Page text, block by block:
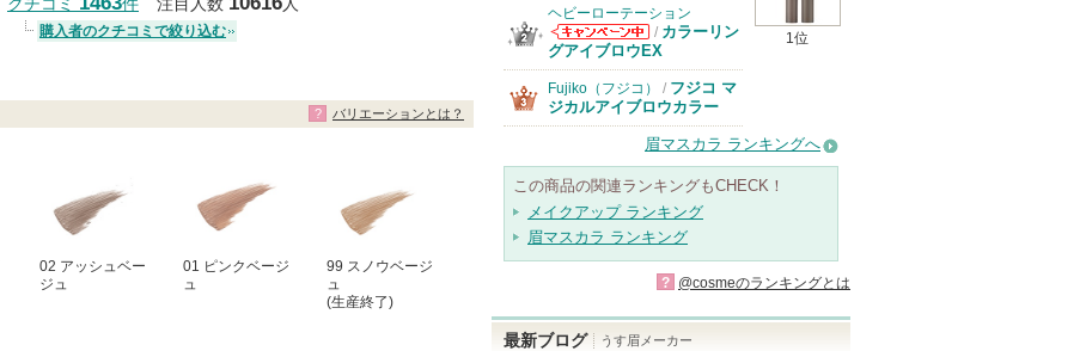
クチコミ 件 注目人数 人
購入者のクチコミで絞り込む
02 アッシュベー
ジュ
01 ピンクベージ
ュ
99 スノウベージ
ュ
(生産終了)
バリエーションとは？
1位
ヘビーローテーション
ヘビーローテー
ションからのお
知らせがありま
す
/ カラーリン
グアイブロウEX
Fujiko（フジコ） / フジコ マ
ジカルアイブロウカラー
眉マスカラ ランキングへ
この商品の関連ランキングもCHECK！
メイクアップ ランキング
眉マスカラ ランキング
? @cosmeのランキングとは
最新ブログ うす眉メーカー